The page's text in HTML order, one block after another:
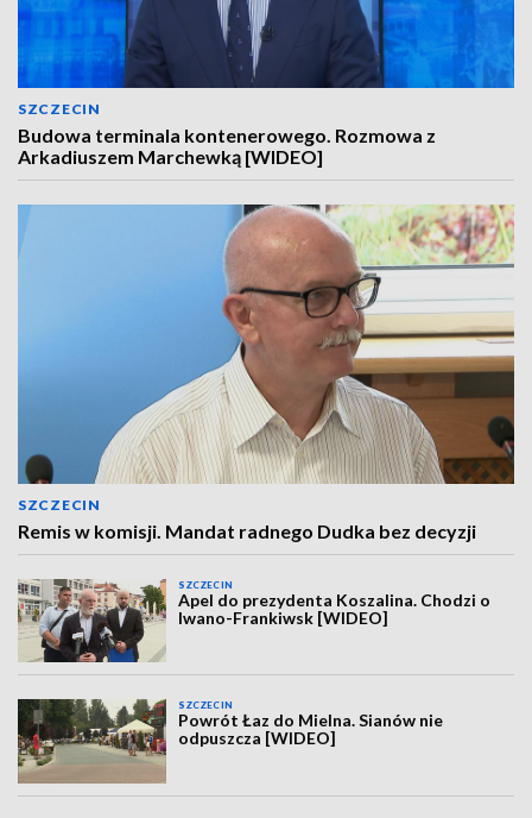
SZCZECIN
Budowa terminala kontenerowego. Rozmowa z
Arkadiuszem Marchewką [WIDEO]
SZCZECIN
Remis w komisji. Mandat radnego Dudka bez decyzji
SZCZECIN
Apel do prezydenta Koszalina. Chodzi o
Iwano-Frankiwsk [WIDEO]
SZCZECIN
Powrót Łaz do Mielna. Sianów nie
odpuszcza [WIDEO]